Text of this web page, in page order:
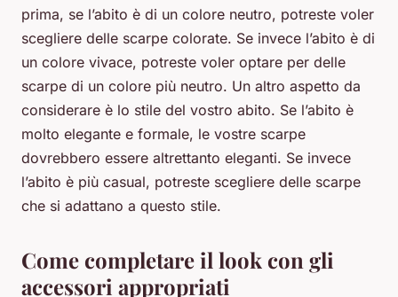
prima, se l’abito è di un colore neutro, potreste voler
scegliere delle scarpe colorate. Se invece l’abito è di
un colore vivace, potreste voler optare per delle
scarpe di un colore più neutro. Un altro aspetto da
considerare è lo stile del vostro abito. Se l’abito è
molto elegante e formale, le vostre scarpe
dovrebbero essere altrettanto eleganti. Se invece
l’abito è più casual, potreste scegliere delle scarpe
che si adattano a questo stile.
Come completare il look con gli
accessori appropriati